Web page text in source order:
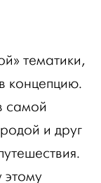
тематики,
концепцию.
самой
и друг
этому